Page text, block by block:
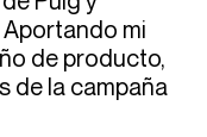
mi
de producto,
de la campaña